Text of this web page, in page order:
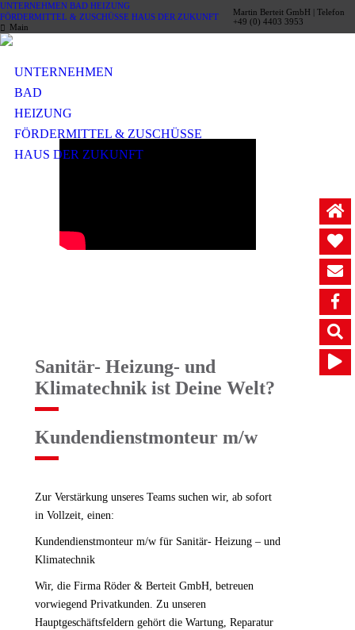
UNTERNEHMEN BAD HEIZUNG
FÖRDERMITTEL & ZUSCHÜSSE HAUS DER ZUKUNFT
Main
Martin Berteit GmbH | Telefon
+49 (0) 4403 3953
UNTERNEHMEN
BAD
HEIZUNG
FÖRDERMITTEL & ZUSCHÜSSE
HAUS DER ZUKUNFT
Sanitär- Heizung- und
Klimatechnik ist Deine Welt?
Kundendienstmonteur m/w
Zur Verstärkung unseres Teams suchen wir, ab sofort
in Vollzeit, einen:
Kundendienstmonteur m/w für Sanitär- Heizung – und
Klimatechnik
Wir, die Firma Röder & Berteit GmbH, betreuen
vorwiegend Privatkunden. Zu unseren
Hauptgeschäftsfeldern gehört die Wartung, Reparatur